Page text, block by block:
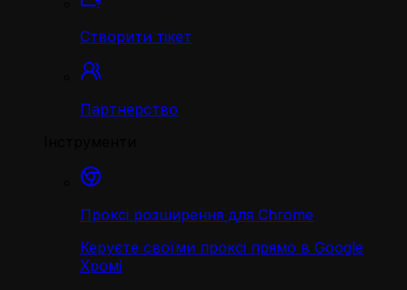
Створити тікет
Партнерство
Проксі розширення для Chrome
Керуєте своїми проксі прямо в Google
Хромі